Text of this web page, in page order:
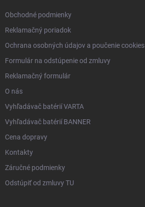
Obchodné podmienky
Reklamačný poriadok
Ochrana osobných údajov a poučenie cookies
Formulár na odstúpenie od zmluvy
Reklamačný formulár
O nás
Vyhľadávač batérií VARTA
Vyhľadávač batérií BANNER
Cena dopravy
Kontakty
Záručné podmienky
Odstúpiť od zmluvy TU